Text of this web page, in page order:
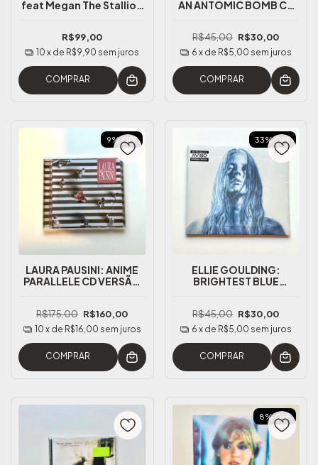
feat Megan The Stallion
R$99,00
10 x de R$9,90 sem juros
COMPRAR
AN ANTOMIC BOMB CD
R$45,00 R$30,00
6 x de R$5,00 sem juros
COMPRAR
9%OFF
LAURA PAUSINI: ANIME
PARALLELE CD VERSÃO
R$175,00 R$160,00
10 x de R$16,00 sem juros
COMPRAR
33%OFF
ELLIE GOULDING:
BRIGHTEST BLUE
R$45,00 R$30,00
6 x de R$5,00 sem juros
COMPRAR
8%OFF